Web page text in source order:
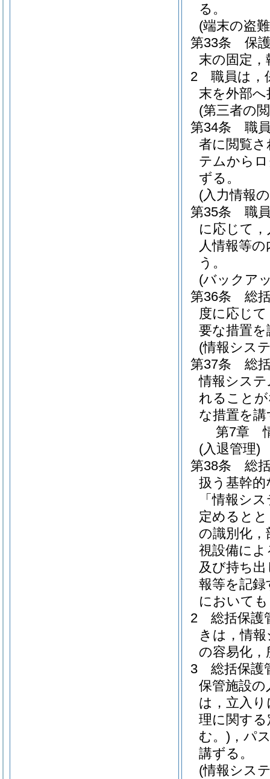
る。
(端末の盗
第33条
保
末の固定
2
職員は，
末を外部
(第三者の
第34条
職
者に閲覧
テムから
ずる。
(入力情報
第35条
職
に応じて
人情報等
う。
(バックア
第36条
総
度に応じ
要な措置
(情報シス
第37条
総
情報シス
れること
な措置を
第7章
(入退管理)
第38条
総
扱う基幹
「情報シ
定めると
の識別化
視設備によ
及び持ち
報等を記
において
2
総括保護
きは，情
の容易化
3
総括保護
保管施設
は，立入
理に関す
む。) ，パ
講ずる。
(情報シス